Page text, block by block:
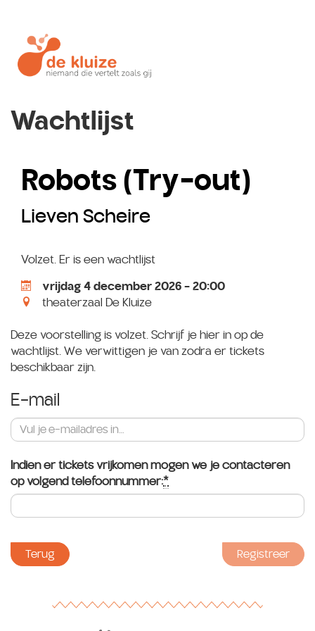
Wachtlijst
Robots (Try-out)
Lieven Scheire
Volzet. Er is een wachtlijst
vrijdag 4 december 2026 - 20:00
theaterzaal De Kluize
Deze voorstelling is volzet. Schrijf je hier in op de
wachtlijst. We verwittigen je van zodra er tickets
beschikbaar zijn.
E-mail
Indien er tickets vrijkomen mogen we je contacteren
op volgend telefoonnummer:*
Verplicht
veld
Terug Registreer